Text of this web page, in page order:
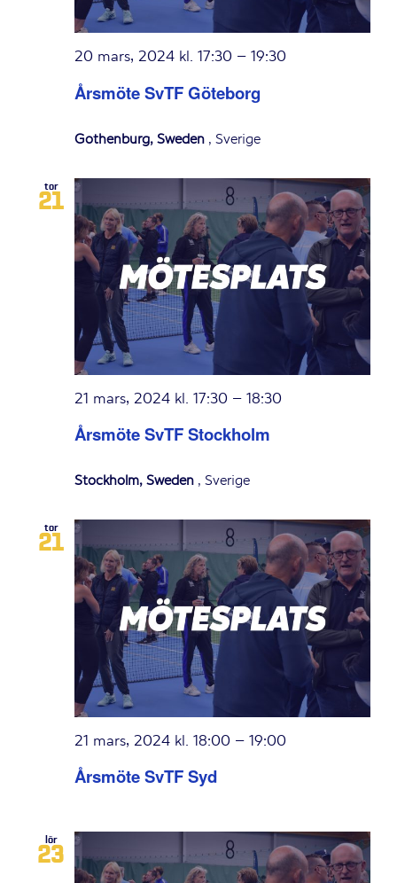
Årsmöte SvTF Göteborg
20 mars, 2024 kl. 17:30 – 19:30
Gothenburg, Sweden , Sverige
tor
21
Årsmöte SvTF Stockholm
21 mars, 2024 kl. 17:30 – 18:30
Stockholm, Sweden , Sverige
tor
21
Årsmöte SvTF Syd
21 mars, 2024 kl. 18:00 – 19:00
lör
23